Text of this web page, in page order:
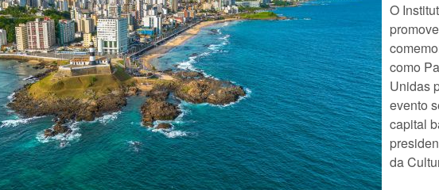
O
como
Unidas
evento
capital
da